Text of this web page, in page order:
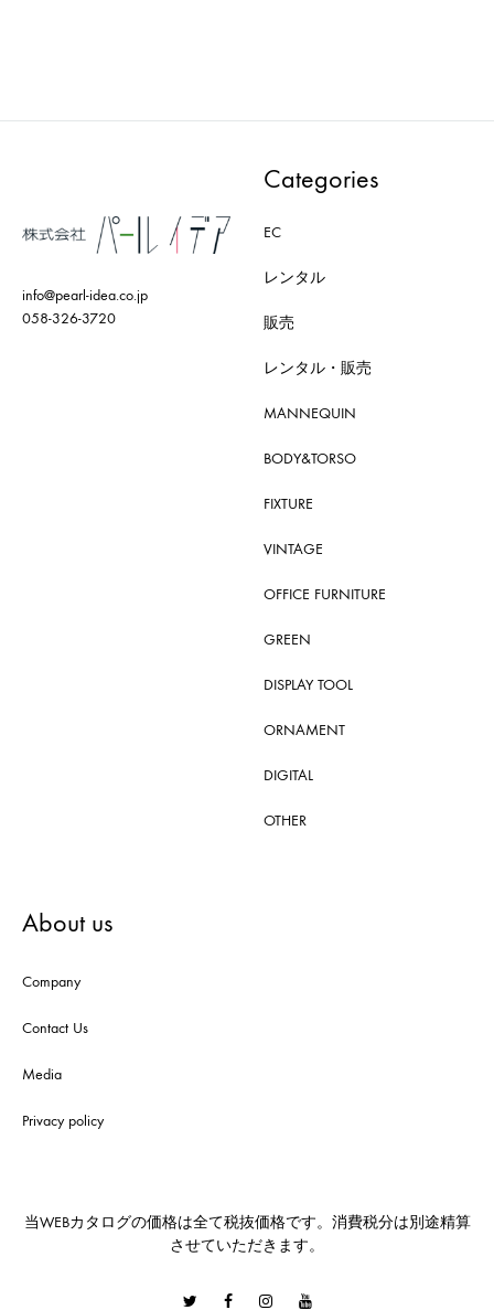
info@pearl-idea.co.jp
058-326-3720
Categories
EC
レンタル
販売
レンタル・販売
MANNEQUIN
BODY&TORSO
FIXTURE
VINTAGE
OFFICE FURNITURE
GREEN
DISPLAY TOOL
ORNAMENT
DIGITAL
OTHER
About us
Company
Contact Us
Media
Privacy policy
当WEBカタログの価格は全て税抜価格です。消費税分は別途精算
させていただきます。
TwitterFacebookInstagramYoutube